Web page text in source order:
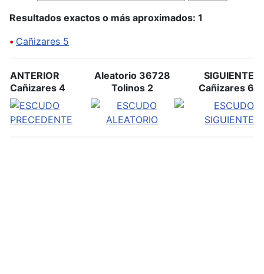
Resultados exactos o más aproximados: 1
• Cañizares 5
ANTERIOR
Cañizares 4
Aleatorio 36728
Tolinos 2
SIGUIENTE
Cañizares 6